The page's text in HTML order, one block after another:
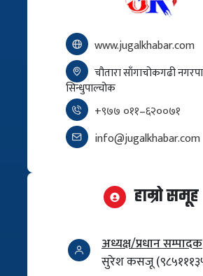
www.jugalkhabar.com
चौतारा साँगाचोकगढी
सिन्धुपाल्चोक
+९७७ ०११–६२००७१
info@jugalkhabar.com
हाम्रो समूह
अध्यक्ष/प्रधान सम्पादक
सुरेश कसजू